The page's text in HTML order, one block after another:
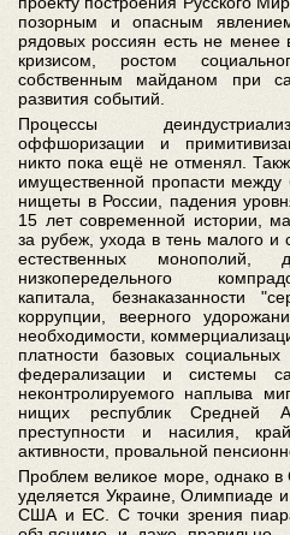
позорным и опасным
рядовых россиян есть не
кризисом, ростом
собственным майданом при
развития событий.
Процессы
оффшоризации и
никто пока ещё не отменял.
имущественной пропасти
нищеты в России, падения
15 лет современной истории,
за рубеж, ухода в тень малого и
естественных монополий,
низкопередельного
капитала, безнаказанности
коррупции, веерного
необходимости,
платности базовых
федерализации и системы
неконтролируемого наплыва
нищих республик Средней
преступности и насилия,
активности, провальной
Проблем великое море, однако
уделяется Украине, Олимпиаде
США и ЕС. С точки зрения